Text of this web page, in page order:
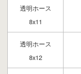
透明ホース
8x11
透明ホース
8x12